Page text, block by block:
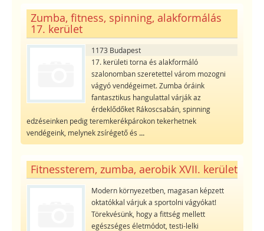
Zumba, fitness, spinning, alakformálás
17. kerület
1173 Budapest
17. kerületi torna és alakformáló
szalonomban szeretettel várom mozogni
vágyó vendégeimet. Zumba óráink
fantasztikus hangulattal várják az
érdeklődőket Rákoscsabán, spinning
edzéseinken pedig teremkerékpárokon tekerhetnek
vendégeink, melynek zsírégető és ...
Fitnessterem, zumba, aerobik XVII. kerület
Modern környezetben, magasan képzett
oktatókkal várjuk a sportolni vágyókat!
Törekvésünk, hogy a fittség mellett
egészséges életmódot, testi-lelki